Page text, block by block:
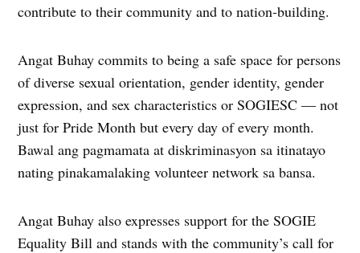
contribute to their community and to nation-building.
Angat Buhay commits to being a safe space for persons
of diverse sexual orientation, gender identity, gender
expression, and sex characteristics or SOGIESC — not
just for Pride Month but every day of every month.
Bawal ang pagmamata at diskriminasyon sa itinatayo
nating pinakamalaking volunteer network sa bansa.
Angat Buhay also expresses support for the SOGIE
Equality Bill and stands with the community’s call for